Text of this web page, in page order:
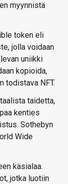
myynnistä
token eli
jolla voidaan
uniikki
kopioida,
todistava NFT.
taidetta,
kenties
Sothebyn
Wide
käsialaa.
jotka luotiin